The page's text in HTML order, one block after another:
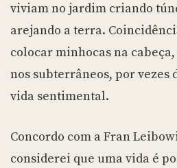
viviam no jardim criando
arejando a terra.
colocar minhocas na
nos subterrâneos, por vezes
vida sentimental.
Concordo com a Fran
considerei que uma vida é